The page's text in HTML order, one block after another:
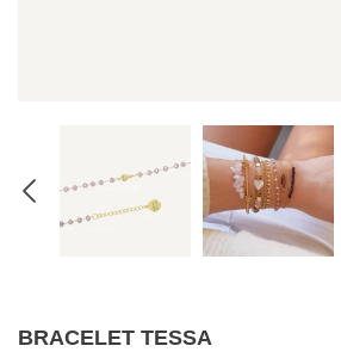
BRACELET TESSA